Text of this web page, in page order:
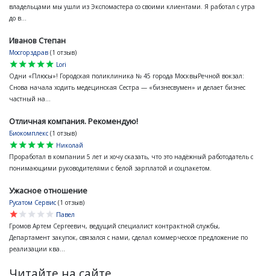
владельцами мы ушли из Экспомастера со своими клиентами. Я работал с утра
до в...
Иванов Степан
Мосгорздрав (1 отзыв)
star
star
star
star
star
Lori
Одни «Плюсы»! Городская поликлиника № 45 города МосквыРечной вокзал:
Снова начала ходить медецинская Сестра — «бизнесвумен» и делает бизнес
частный на...
Отличная компания. Рекомендую!
Биокомплекс (1 отзыв)
star
star
star
star
star
Николай
Проработал в компании 5 лет и хочу сказать, что это надёжный работодатель с
понимающими руководителями с белой зарплатой и соцпакетом.
Ужасное отношение
Русатом Сервис (1 отзыв)
star
star
star
star
star
Павел
Громов Артем Сергеевич, ведущий специалист контрактной службы,
Департамент закупок, связался с нами, сделал коммерческое предложение по
реализации ква...